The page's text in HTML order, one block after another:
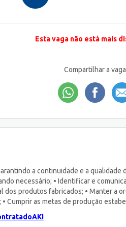
Esta vaga não está mais
Compartilhar a vaga
a continuidade e a qualidade
necessário; • Identificar e
dos produtos fabricados; • Manter a
Cumprir as metas de produção